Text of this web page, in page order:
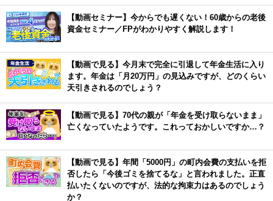
【動画セミナー】今からでも遅くない！60歳からの老後
資金セミナー／FPがわかりやすく解説します！
【動画で見る】今月末で完全に引退して年金生活に入り
ます。年金は「月20万円」の見込みですが、どのくらい
天引きされるのでしょう？
【動画で見る】70代の親が「年金を受け取らないまま」
亡くなっていたようです。これっておかしいですか…？
【動画で見る】年間「5000円」の町内会費の支払いを拒
否したら「今後ゴミを捨てるな」と言われました。正直
払いたくないのですが、法的な拘束力はあるのでしょう
か？